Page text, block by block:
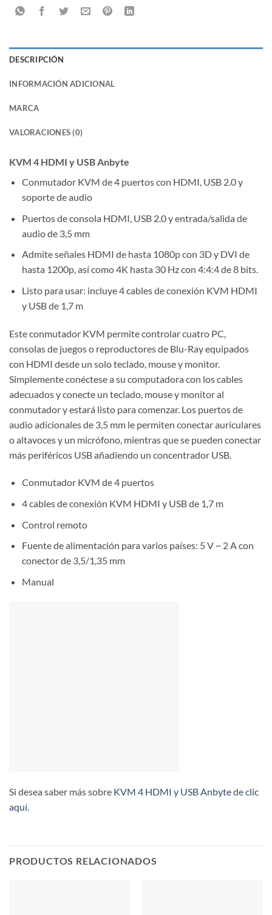
DESCRIPCIÓN
INFORMACIÓN ADICIONAL
MARCA
VALORACIONES (0)
KVM 4 HDMI y USB Anbyte
Conmutador KVM de 4 puertos con HDMI, USB 2.0 y
soporte de audio
Puertos de consola HDMI, USB 2.0 y entrada/salida de
audio de 3,5 mm
Admite señales HDMI de hasta 1080p con 3D y DVI de
hasta 1200p, así como 4K hasta 30 Hz con 4:4:4 de 8 bits.
Listo para usar: incluye 4 cables de conexión KVM HDMI
y USB de 1,7 m
Este conmutador KVM permite controlar cuatro PC,
consolas de juegos o reproductores de Blu-Ray equipados
con HDMI desde un solo teclado, mouse y monitor.
Simplemente conéctese a su computadora con los cables
adecuados y conecte un teclado, mouse y monitor al
conmutador y estará listo para comenzar. Los puertos de
audio adicionales de 3,5 mm le permiten conectar auriculares
o altavoces y un micrófono, mientras que se pueden conectar
más periféricos USB añadiendo un concentrador USB.
Conmutador KVM de 4 puertos
4 cables de conexión KVM HDMI y USB de 1,7 m
Control remoto
Fuente de alimentación para varios países: 5 V ~ 2 A con
conector de 3,5/1,35 mm
Manual
Si desea saber más sobre KVM 4 HDMI y USBAnbytedeclic
aquí.
PRODUCTOS RELACIONADOS